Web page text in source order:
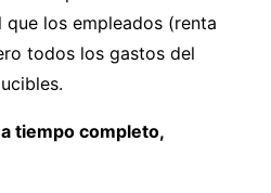
que los empleados (renta
todos los gastos del
tiempo completo,